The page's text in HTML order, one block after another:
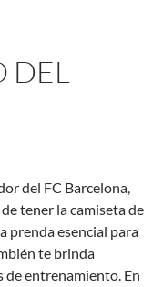
del FC Barcelona,
tener la camiseta de
prenda esencial para
te brinda
de entrenamiento. En